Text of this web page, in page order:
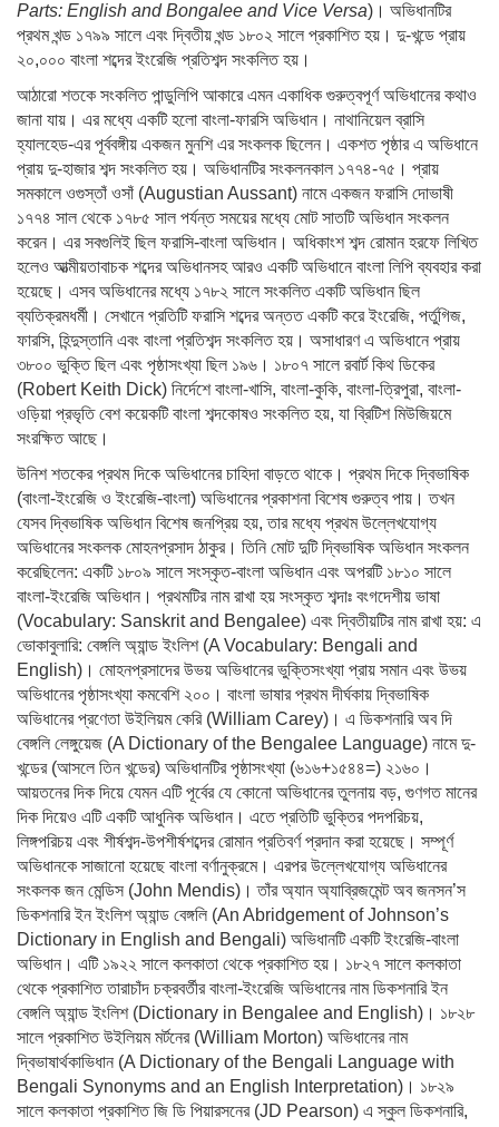
Parts: English and Bongalee and Vice Versa)। অভিধানটির
প্রথম খন্ড ১৭৯৯ সালে এবং দ্বিতীয় খন্ড ১৮০২ সালে প্রকাশিত হয়। দু-খন্ডে প্রায়
২০,০০০ বাংলা শব্দের ইংরেজি প্রতিশব্দ সংকলিত হয়।
আঠারো শতকে সংকলিত পান্ডুলিপি আকারে এমন একাধিক গুরুত্বপূর্ণ অভিধানের কথাও
জানা যায়। এর মধ্যে একটি হলো বাংলা-ফারসি অভিধান। নাথানিয়েল ব্রাসি
হ্যালহেড-এর পূর্ববঙ্গীয় একজন মুনশি এর সংকলক ছিলেন। একশত পৃষ্ঠার এ অভিধানে
প্রায় দু-হাজার শব্দ সংকলিত হয়। অভিধানটির সংকলনকাল ১৭৭৪-৭৫। প্রায়
সমকালে ওগুস্তাঁ ওসাঁ (Augustian Aussant) নামে একজন ফরাসি দোভাষী
১৭৭৪ সাল থেকে ১৭৮৫ সাল পর্যন্ত সময়ের মধ্যে মোট সাতটি অভিধান সংকলন
করেন। এর সবগুলিই ছিল ফরাসি-বাংলা অভিধান। অধিকাংশ শব্দ রোমান হরফে লিখিত
হলেও আত্মীয়তাবাচক শব্দের অভিধানসহ আরও একটি অভিধানে বাংলা লিপি ব্যবহার করা
হয়েছে। এসব অভিধানের মধ্যে ১৭৮২ সালে সংকলিত একটি অভিধান ছিল
ব্যতিক্রমধর্মী। সেখানে প্রতিটি ফরাসি শব্দের অন্তত একটি করে ইংরেজি, পর্তুগিজ,
ফারসি, হিন্দুস্তানি এবং বাংলা প্রতিশব্দ সংকলিত হয়। অসাধারণ এ অভিধানে প্রায়
৩৮০০ ভুক্তি ছিল এবং পৃষ্ঠাসংখ্যা ছিল ১৯৬। ১৮০৭ সালে রবার্ট কিথ ডিকের
(Robert Keith Dick) নির্দেশে বাংলা-খাসি, বাংলা-কুকি, বাংলা-ত্রিপুরা, বাংলা-
ওড়িয়া প্রভৃতি বেশ কয়েকটি বাংলা শব্দকোষও সংকলিত হয়, যা ব্রিটিশ মিউজিয়মে
সংরক্ষিত আছে।
উনিশ শতকের প্রথম দিকে অভিধানের চাহিদা বাড়তে থাকে। প্রথম দিকে দ্বিভাষিক
(বাংলা-ইংরেজি ও ইংরেজি-বাংলা) অভিধানের প্রকাশনা বিশেষ গুরুত্ব পায়। তখন
যেসব দ্বিভাষিক অভিধান বিশেষ জনপ্রিয় হয়, তার মধ্যে প্রথম উল্লেখযোগ্য
অভিধানের সংকলক মোহনপ্রসাদ ঠাকুর। তিনি মোট দুটি দ্বিভাষিক অভিধান সংকলন
করেছিলেন: একটি ১৮০৯ সালে সংস্কৃত-বাংলা অভিধান এবং অপরটি ১৮১০ সালে
বাংলা-ইংরেজি অভিধান। প্রথমটির নাম রাখা হয় সংস্কৃত শব্দাঃ বংগদেশীয় ভাষা
(Vocabulary: Sanskrit and Bengalee) এবং দ্বিতীয়টির নাম রাখা হয়: এ
ভোকাবুলারি: বেঙ্গলি অ্যান্ড ইংলিশ (A Vocabulary: Bengali and
English)। মোহনপ্রসাদের উভয় অভিধানের ভুক্তিসংখ্যা প্রায় সমান এবং উভয়
অভিধানের পৃষ্ঠাসংখ্যা কমবেশি ২০০। বাংলা ভাষার প্রথম দীর্ঘকায় দ্বিভাষিক
অভিধানের প্রণেতা উইলিয়ম কেরি (William Carey)। এ ডিকশনারি অব দি
বেঙ্গলি লেঙ্গুয়েজ (A Dictionary of the Bengalee Language) নামে দু-
খন্ডের (আসলে তিন খন্ডের) অভিধানটির পৃষ্ঠাসংখ্যা (৬১৬+১৫৪৪=) ২১৬০।
আয়তনের দিক দিয়ে যেমন এটি পূর্বের যে কোনো অভিধানের তুলনায় বড়, গুণগত মানের
দিক দিয়েও এটি একটি আধুনিক অভিধান। এতে প্রতিটি ভুক্তির পদপরিচয়,
লিঙ্গপরিচয় এবং শীর্ষশব্দ-উপশীর্ষশব্দের রোমান প্রতিবর্ণ প্রদান করা হয়েছে। সম্পূর্ণ
অভিধানকে সাজানো হয়েছে বাংলা বর্ণানুক্রমে। এরপর উল্লেখযোগ্য অভিধানের
সংকলক জন মেন্ডিস (John Mendis)। তাঁর অ্যান অ্যাব্রিজমেন্ট অব জনসন’স
ডিকশনারি ইন ইংলিশ অ্যান্ড বেঙ্গলি (An Abridgement of Johnson’s
Dictionary in English and Bengali) অভিধানটি একটি ইংরেজি-বাংলা
অভিধান। এটি ১৯২২ সালে কলকাতা থেকে প্রকাশিত হয়। ১৮২৭ সালে কলকাতা
থেকে প্রকাশিত তারাচাঁদ চক্রবর্তীর বাংলা-ইংরেজি অভিধানের নাম ডিকশনারি ইন
বেঙ্গলি অ্যান্ড ইংলিশ (Dictionary in Bengalee and English)। ১৮২৮
সালে প্রকাশিত উইলিয়ম মর্টনের (William Morton) অভিধানের নাম
দ্বিভাষার্থকাভিধান (A Dictionary of the Bengali Language with
Bengali Synonyms and an English Interpretation)। ১৮২৯
সালে কলকাতা প্রকাশিত জি ডি পিয়ারসনের (JD Pearson) এ স্কুল ডিকশনারি,